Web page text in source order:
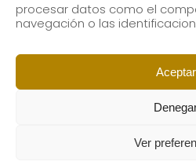
procesar datos como el
navegación o las
Aceptar
Ver
email.